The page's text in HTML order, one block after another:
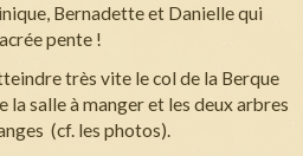
Bernadette et Danielle qui
pente !
très vite le col de la Berque
la salle à manger et les deux arbres
(cf. les photos).